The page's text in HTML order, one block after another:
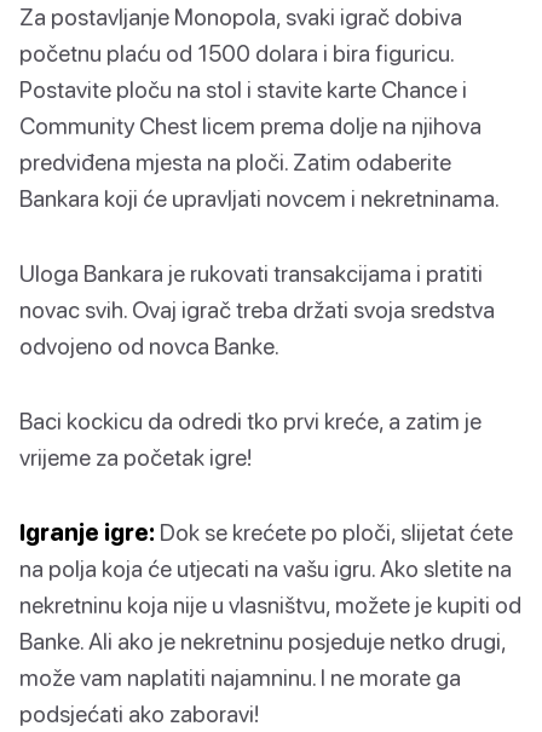
Za postavljanje Monopola, svaki igrač dobiva
početnu plaću od 1500 dolara i bira figuricu.
Postavite ploču na stol i stavite karte Chance i
Community Chest licem prema dolje na njihova
predviđena mjesta na ploči. Zatim odaberite
Bankara koji će upravljati novcem i nekretninama.
Uloga Bankara je rukovati transakcijama i pratiti
novac svih. Ovaj igrač treba držati svoja sredstva
odvojeno od novca Banke.
Baci kockicu da odredi tko prvi kreće, a zatim je
vrijeme za početak igre!
Igranje igre: Dok se krećete po ploči, slijetat ćete
na polja koja će utjecati na vašu igru. Ako sletite na
nekretninu koja nije u vlasništvu, možete je kupiti od
Banke. Ali ako je nekretninu posjeduje netko drugi,
može vam naplatiti najamninu. I ne morate ga
podsjećati ako zaboravi!